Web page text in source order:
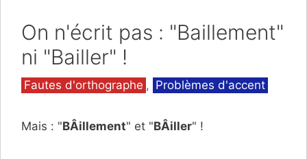
On n'écrit pas : "Baillement"
ni "Bailler" !
Catégories
Fautes d'orthographe , Problèmes d'accent
Mais : "BÂillement" et "BÂiller" !